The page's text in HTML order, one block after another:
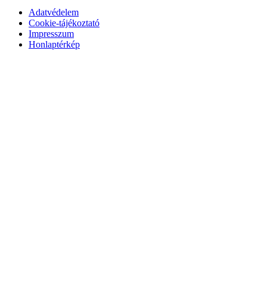
Adatvédelem
Cookie-tájékoztató
Impresszum
Honlaptérkép